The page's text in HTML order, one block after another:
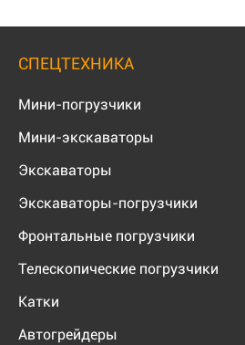
СПЕЦТЕХНИКА
Мини-погрузчики
Мини-экскаваторы
Экскаваторы
Экскаваторы-погрузчики
Фронтальные погрузчики
Телескопические погрузчики
Катки
Автогрейдеры